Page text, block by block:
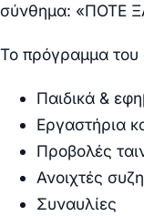
σύνθημα: «ΠΟΤΕ
Το πρόγραμμα του
Παιδικά &
Εργαστήρια
Προβολές
Ανοιχτές
Συναυλίες